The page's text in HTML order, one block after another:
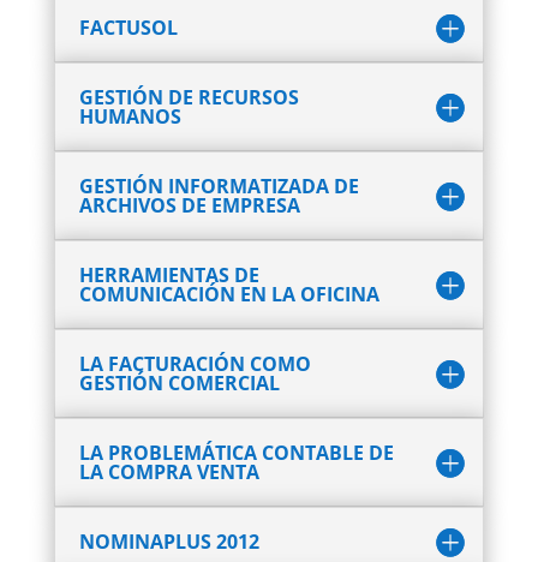
FACTUSOL
GESTIÓN DE RECURSOS
HUMANOS
GESTIÓN INFORMATIZADA DE
ARCHIVOS DE EMPRESA
HERRAMIENTAS DE
COMUNICACIÓN EN LA OFICINA
LA FACTURACIÓN COMO
GESTIÓN COMERCIAL
LA PROBLEMÁTICA CONTABLE DE
LA COMPRA VENTA
NOMINAPLUS 2012